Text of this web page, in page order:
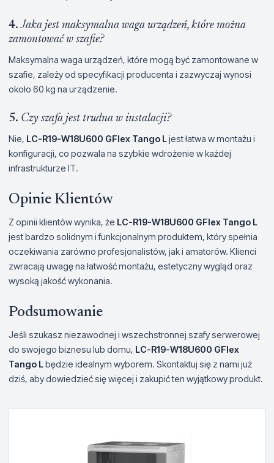
4.Jaka jest maksymalna waga urządzeń, które można
zamontować w szafie?
Maksymalna waga urządzeń, które mogą być zamontowane w
szafie, zależy od specyfikacji producenta i zazwyczaj wynosi
około 60 kg na urządzenie.
5. Czy szafa jest trudna w instalacji?
Nie, LC-R19-W18U600 GFlex Tango Ljest łatwa w montażu i
konfiguracji, co pozwala na szybkie wdrożenie w każdej
infrastrukturze IT.
Opinie Klientów
Z opinii klientów wynika, że LC-R19-W18U600 GFlex Tango L
jest bardzo solidnym i funkcjonalnym produktem, który spełnia
oczekiwania zarówno profesjonalistów, jak i amatorów. Klienci
zwracają uwagę na łatwość montażu, estetyczny wygląd oraz
wysoką jakość wykonania.
Podsumowanie
Jeśli szukasz niezawodnej i wszechstronnej szafy serwerowej
do swojego biznesu lub domu, LC-R19-W18U600 GFlex
Tango Lbędzie idealnym wyborem. Skontaktuj się z nami już
dziś, aby dowiedzieć się więcej i zakupić ten wyjątkowy produkt.